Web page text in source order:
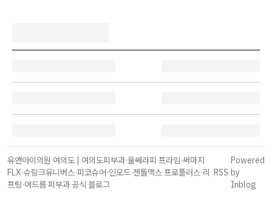
유앤아이의원 여의도 | 여의도피부과·울쎄라피 프라임·써마지
FLX·슈링크유니버스·피코슈어·인모드·젠틀맥스 프로플러스·리
프팅·여드름 피부과 공식 블로그
RSS·
Powered
by
Inblog